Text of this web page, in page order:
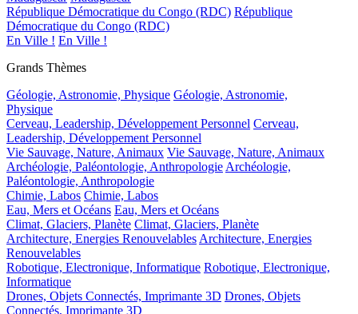
République Démocratique du Congo (RDC) République
Démocratique du Congo (RDC)
En Ville ! En Ville !
Grands Thèmes
Géologie, Astronomie, Physique Géologie, Astronomie,
Physique
Cerveau, Leadership, Développement Personnel Cerveau,
Leadership, Développement Personnel
Vie Sauvage, Nature, Animaux Vie Sauvage, Nature, Animaux
Archéologie, Paléontologie, Anthropologie Archéologie,
Paléontologie, Anthropologie
Chimie, Labos Chimie, Labos
Eau, Mers et Océans Eau, Mers et Océans
Climat, Glaciers, Planète Climat, Glaciers, Planète
Architecture, Energies Renouvelables Architecture, Energies
Renouvelables
Robotique, Electronique, Informatique Robotique, Electronique,
Informatique
Drones, Objets Connectés, Imprimante 3D Drones, Objets
Connectés, Imprimante 3D